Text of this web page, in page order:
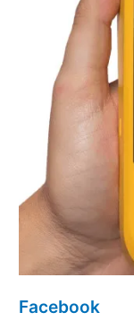
Facebook